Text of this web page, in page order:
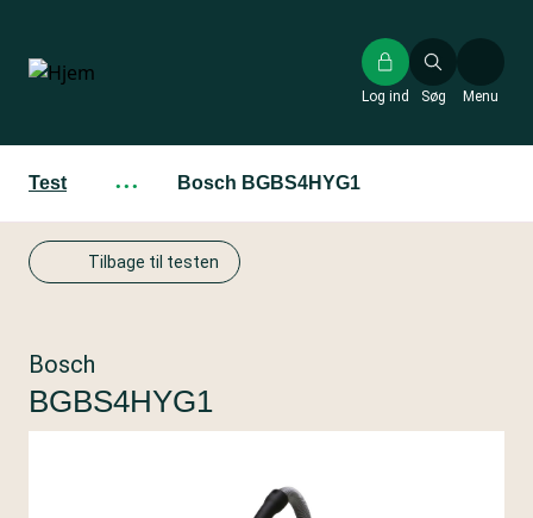
hovedindhold
Søg
Log ind Menu
Test ··· Bosch BGBS4HYG1
Tilbage til testen
Bosch
BGBS4HYG1